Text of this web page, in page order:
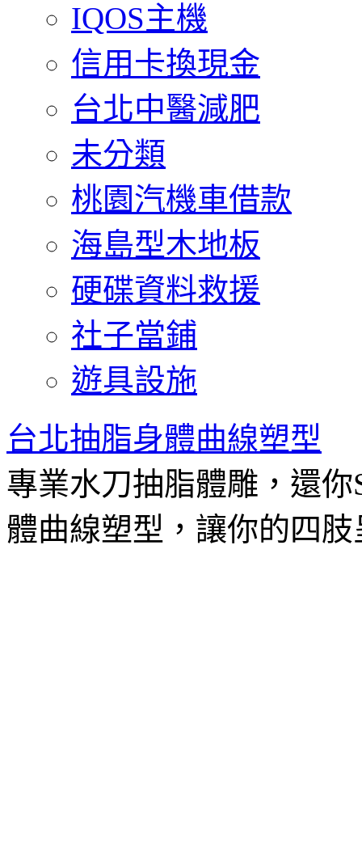
IQOS主機
信用卡換現金
台北中醫減肥
未分類
桃園汽機車借款
海島型木地板
硬碟資料救援
社子當鋪
遊具設施
台北抽脂身體曲線塑型
專業水刀抽脂體雕，還
體曲線塑型，讓你的四